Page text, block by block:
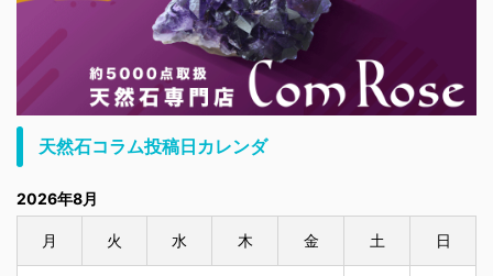
天然石コラム投稿日カレンダ
2026年8月
月 火 水 木 金 土 日